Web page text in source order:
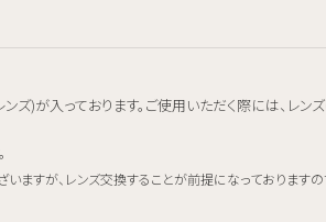
)が入っております。ご使用いただく際には、レン
すが、レンズ交換することが前提になっておりますの